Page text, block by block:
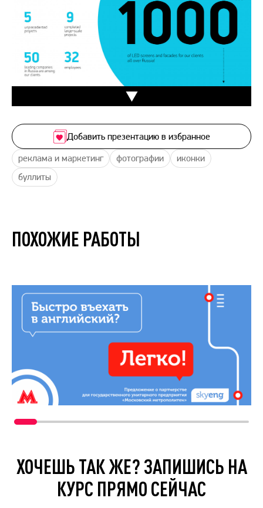
реклама и маркетинг фотографии
иконки
буллиты
Добавить презентацию в избранное
ПОХОЖИЕ РАБОТЫ
ХОЧЕШЬ ТАК ЖЕ? ЗАПИШИСЬ НА
КУРС ПРЯМО СЕЙЧАС